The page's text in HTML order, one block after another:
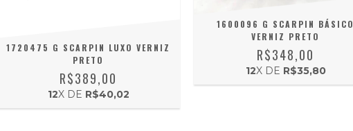
1720475 G SCARPIN LUXO VERNIZ
PRETO
R$389,00
12X DE R$40,02
1600096 G SCARPIN BÁSICO
VERNIZ PRETO
R$348,00
12X DE R$35,80